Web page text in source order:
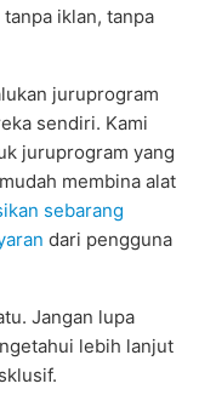
iklan, tanpa
juruprogram
sendiri. Kami
juruprogram yang
membina alat
sebarang
dari pengguna
Jangan lupa
lebih lanjut